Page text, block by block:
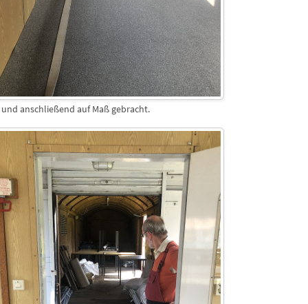
anschließend auf Maß gebracht.